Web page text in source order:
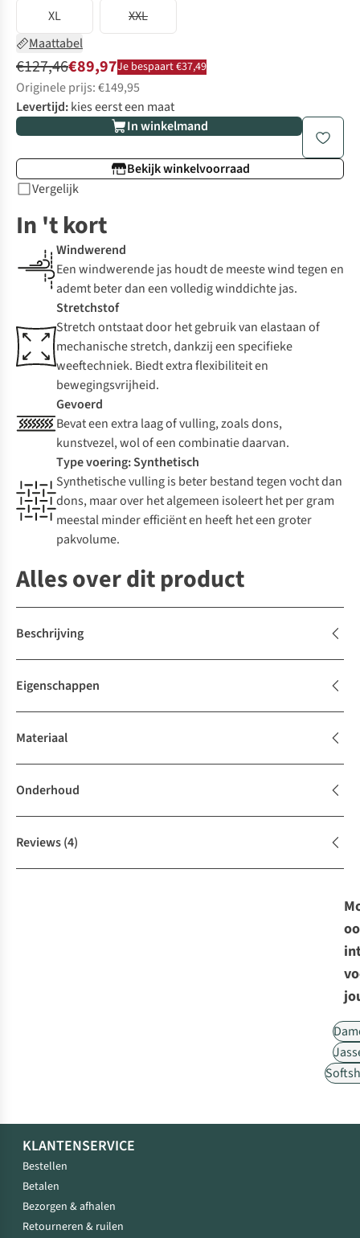
XL
XXL
Maattabel
€127,46€89,97Je bespaart €37,49
Originele prijs: €149,95
Levertijd:kies eerst een maat
In winkelmand
Bekijk winkelvoorraad
Vergelijk
In 't kort
Windwerend
Een windwerende jas houdt de meeste wind tegen en
ademt beter dan een volledig winddichte jas.
Stretchstof
Stretch ontstaat door het gebruik van elastaan of
mechanische stretch, dankzij een specifieke
weeftechniek. Biedt extra flexibiliteit en
bewegingsvrijheid.
Gevoerd
Bevat een extra laag of vulling, zoals dons,
kunstvezel, wol of een combinatie daarvan.
Type voering: Synthetisch
Synthetische vulling is beter bestand tegen vocht dan
dons, maar over het algemeen isoleert het per gram
meestal minder efficiënt en heeft het een groter
pakvolume.
Alles over dit product
Beschrijving
Eigenschappen
Materiaal
Onderhoud
Reviews(4)
KLANTENSERVICE
Bestellen
Betalen
Bezorgen & afhalen
Retourneren & ruilen